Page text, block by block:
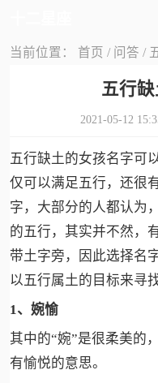
当前位置： 首页 / 问答 /
五行
2021-05-12
五行缺土的女孩名字可
仅可以满足五行，还很
字，大部分的人都认为
的五行，其实并不然，
带土字旁，因此选择名
以五行属土的目标来寻
1、婉愉
其中的“婉”是很柔美的
有愉悦的意思。